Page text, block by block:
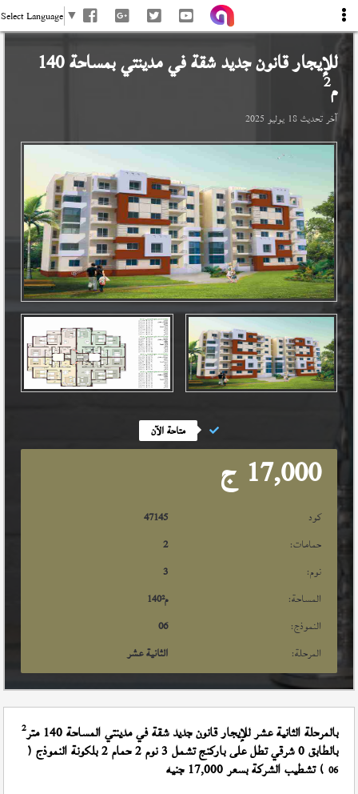
Select Language ▼
للإيجار قانون جديد شقة فيمدينتي بمساحة 140
م2
آخر تحديث18 يوليو 2025
متاحة الآن
17,000 ج
كود
47145
حمامات:
2
نوم:
3
المساحة:
140م²
النموذج:
06
المرحلة:
الثانية عشر
بالمرحلة الثانية عشر للإيجار قانون جديد شقة في مدينتي المساحة 140 متر 2
بالطابق 0 شرقي تطل على باركنج تشمل 3 نوم 2 حمام 2 بلكونة النموذج (
06 ) تشطيب الشركة بسعر 17,000 جنيه